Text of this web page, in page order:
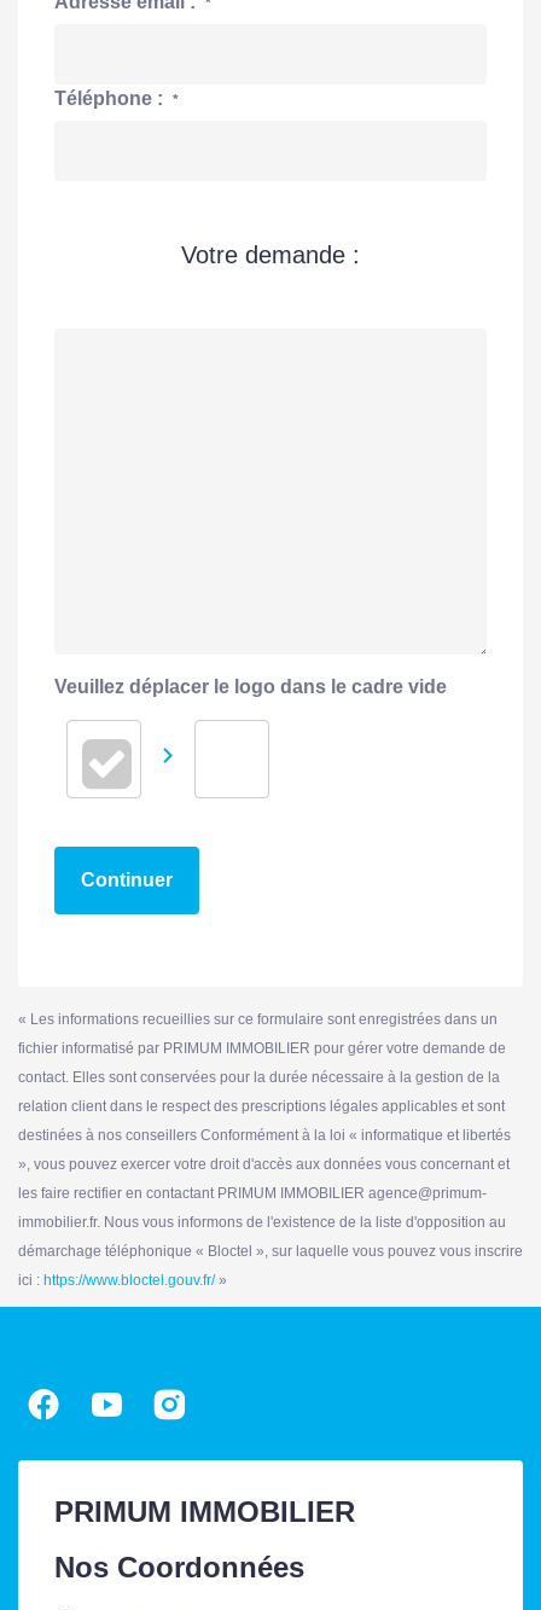
*
Téléphone : *
Votre demande :
Veuillez déplacer le logo dans le cadre vide
Continuer
« Les informations recueillies sur ce formulaire sont enregistrées dans un
fichier informatisé par PRIMUM IMMOBILIER pour gérer votre demande de
contact. Elles sont conservées pour la durée nécessaire à la gestion de la
relation client dans le respect des prescriptions légales applicables et sont
destinées à nos conseillers Conformément à la loi « informatique et libertés
», vous pouvez exercer votre droit d'accès aux données vous concernant et
les faire rectifier en contactant PRIMUM IMMOBILIER agence@primum-
immobilier.fr. Nous vous informons de l'existence de la liste d'opposition au
démarchage téléphonique « Bloctel », sur laquelle vous pouvez vous inscrire
ici : https://www.bloctel.gouv.fr/»
PRIMUM IMMOBILIER
Nos Coordonnées